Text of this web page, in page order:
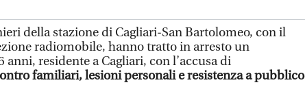
della stazione di Cagliari-San Bartolomeo, con il
radiomobile, hanno tratto in arresto un
anni, residente a Cagliari, con l’accusa di
familiari, lesioni personali e resistenza a pubblico